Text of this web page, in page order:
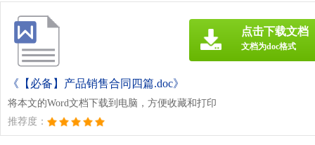
《【必备】产品销售合同四篇.doc》
将本文的Word文档下载到电脑，方便收藏和打印
推荐度：
点击下载文档
文档为doc格式